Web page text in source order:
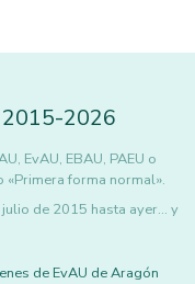
2015-2026
EvAU, EBAU, PAEU o
forma normal».
de 2015 hasta ayer... y
de EvAU de Aragón